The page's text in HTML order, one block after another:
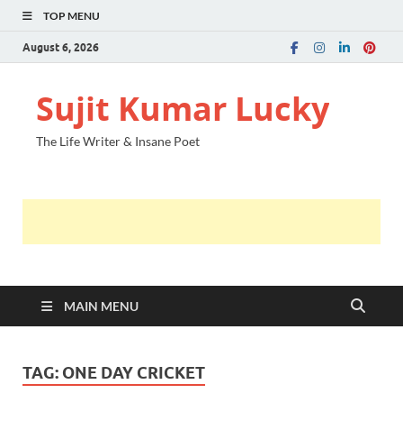
TOP MENU
August 6, 2026
Sujit Kumar Lucky
The Life Writer & Insane Poet
MAIN MENU
TAG: ONE DAY CRICKET